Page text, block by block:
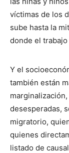
víctimas de los
sube hasta la
donde el
Y el
también están
desesperadas,
migratorio,
quienes
listado de